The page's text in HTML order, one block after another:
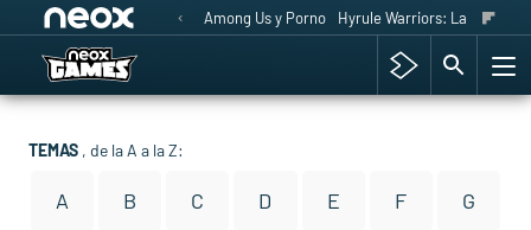
Among Us y Porno Hyrule Warriors: La Era del
TEMAS , de la A a la Z:
A B C D E F G